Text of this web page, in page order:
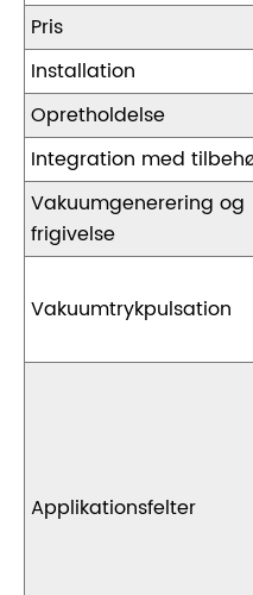
Pris
Installation
Opretholdelse
Integration med
Vakuumgenerering og
frigivelse
Vakuumtrykpulsation
Applikationsfelter